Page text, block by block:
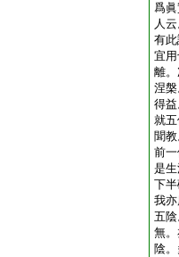
爲
人
有
宜
離
涅
得
就
聞
前
是
下
我
五
無
陰